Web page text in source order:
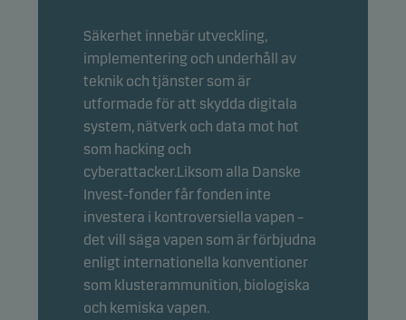
Säkerhet innebär utveckling,
implementering och underhåll av
teknik och tjänster som är
utformade för att skydda digitala
system, nätverk och data mot hot
som hacking och
cyberattacker.Liksom alla Danske
Invest-fonder får fonden inte
investera i kontroversiella vapen –
det vill säga vapen som är förbjudna
enligt internationella konventioner
som klusterammunition, biologiska
och kemiska vapen.